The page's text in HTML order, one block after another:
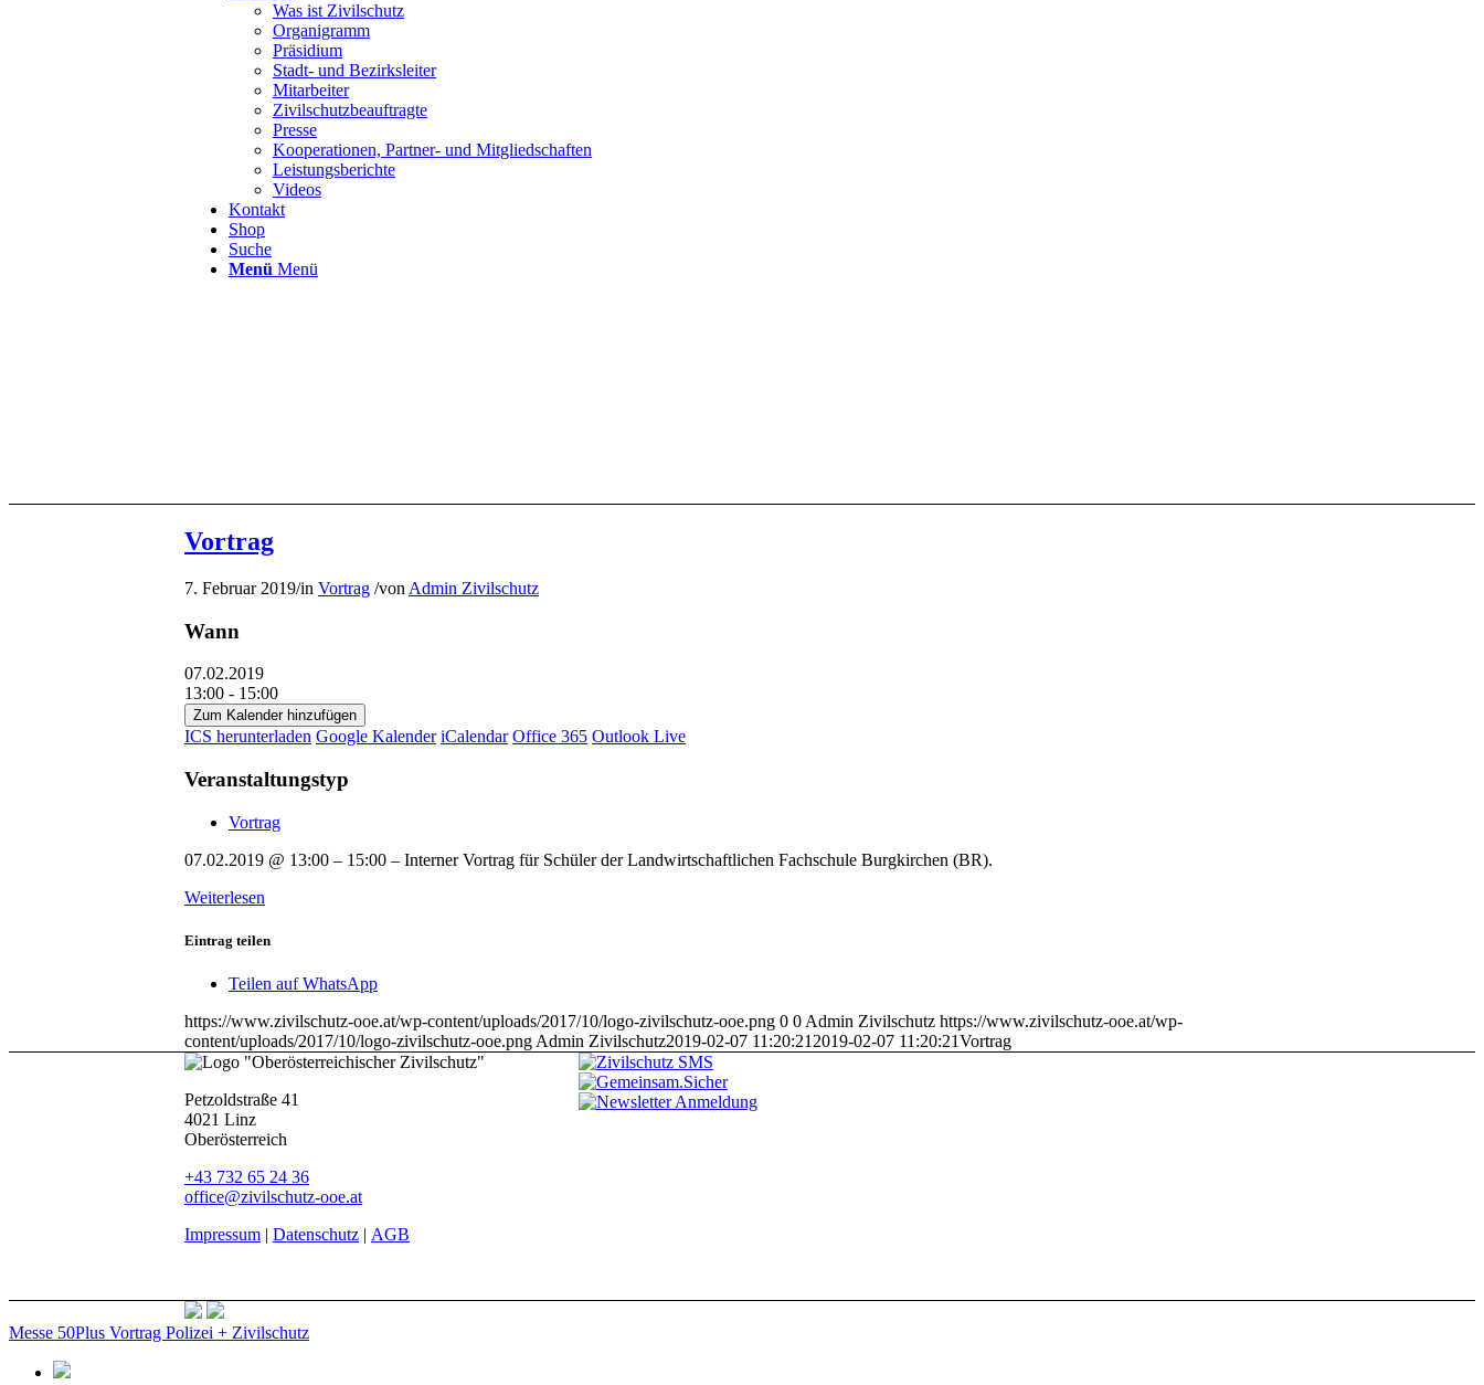
Was ist Zivilschutz
Organigramm
Präsidium
Stadt- und Bezirksleiter
Mitarbeiter
Zivilschutzbeauftragte
Presse
Kooperationen, Partner- und Mitgliedschaften
Leistungsberichte
Videos
Kontakt
Shop
Suche
Menü Menü
Vortrag
7. Februar 2019/in Vortrag /von Admin Zivilschutz
Wann
07.02.2019
13:00 - 15:00
Zum Kalender hinzufügen
ICS herunterladen Google Kalender iCalendar Office 365 Outlook Live
Veranstaltungstyp
Vortrag
07.02.2019 @ 13:00 – 15:00 – Interner Vortrag für Schüler der Landwirtschaftlichen Fachschule Burgkirchen (BR).
Weiterlesen
Eintrag teilen
Teilen auf WhatsApp
https://www.zivilschutz-ooe.at/wp-content/uploads/2017/10/logo-zivilschutz-ooe.png 0 0 Admin Zivilschutz https://www.zivilschutz-ooe.at/wp-
content/uploads/2017/10/logo-zivilschutz-ooe.png Admin Zivilschutz2019-02-07 11:20:21 2019-02-07 11:20:21Vortrag
Petzoldstraße 41
4021 Linz
Oberösterreich
+43 732 65 24 36
office@zivilschutz-ooe.at
Impressum | Datenschutz | AGB
Messe 50Plus Vortrag Polizei + Zivilschutz